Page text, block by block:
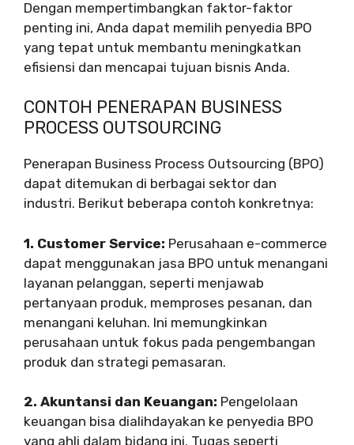
Dengan mempertimbangkan faktor-faktor
penting ini, Anda dapat memilih penyedia BPO
yang tepat untuk membantu meningkatkan
efisiensi dan mencapai tujuan bisnis Anda.
CONTOH PENERAPAN BUSINESS
PROCESS OUTSOURCING
Penerapan Business Process Outsourcing (BPO)
dapat ditemukan di berbagai sektor dan
industri. Berikut beberapa contoh konkretnya:
1. Customer Service: Perusahaan e-commerce
dapat menggunakan jasa BPO untuk menangani
layanan pelanggan, seperti menjawab
pertanyaan produk, memproses pesanan, dan
menangani keluhan. Ini memungkinkan
perusahaan untuk fokus pada pengembangan
produk dan strategi pemasaran.
2. Akuntansi dan Keuangan: Pengelolaan
keuangan bisa dialihdayakan ke penyedia BPO
yang ahli dalam bidang ini. Tugas seperti